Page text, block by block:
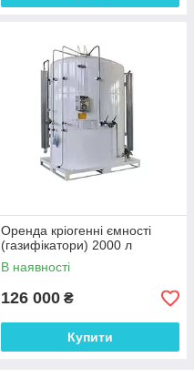
Оренда кріогенні ємності
(газифікатори) 2000 л
В наявності
126 000 ₴
Купити